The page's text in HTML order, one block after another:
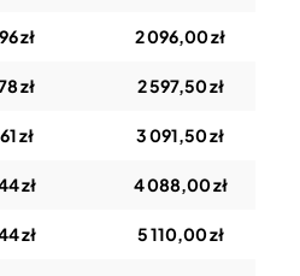
zł 2 096,00 zł
zł 2 597,50 zł
zł 3 091,50 zł
zł 4 088,00 zł
zł 5 110,00 zł